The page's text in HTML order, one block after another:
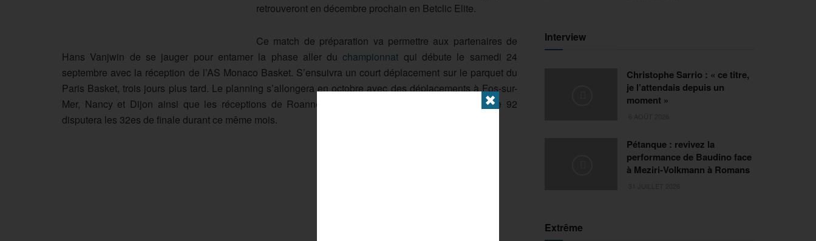
retrouveront en décembre prochain en Betclic Elite.
Ce match de préparation va permettre aux partenaires de
Hans Vanjwin de se jauger pour entamer la phase aller du championnat qui débute le samedi 24
septembre avec la réception de l’AS Monaco Basket. S’ensuivra un court déplacement sur le parquet du
Paris Basket, trois jours plus tard. Le planning s’allongera en octobre avec des déplacements à Fos-sur-
Mer, Nancy et Dijon ainsi que les réceptions de Roanne et Gravelines. A noter que le Nanterre 92
disputera les 32es de finale durant ce même mois.
Interview
Christophe Sarrio : « ce titre,
je l’attendais depuis un
moment »
Pétanque : revivez la
performance de Baudino face
à Meziri-Volkmann à Romans
Extrême
✖